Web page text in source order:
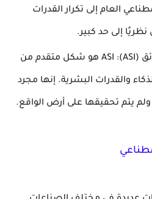
العام إلى تكرار القدرات
نظريًا إلى حد كبير.
الذكاء الاصطناعي الفائق (ASI): ASI هو شكل متقدم من
والقدرات البشرية. إنها مجرد
يتم تحقيقها على أرض الواقع.